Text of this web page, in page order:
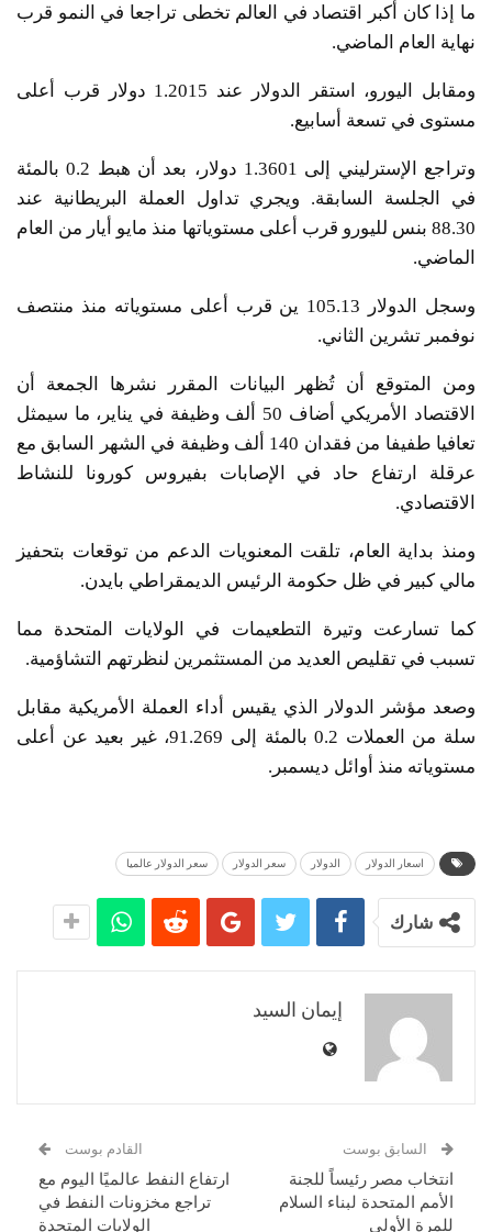
ما إذا كان أكبر اقتصاد في العالم تخطى تراجعا في النمو قرب
نهاية العام الماضي.
ومقابل اليورو، استقر الدولار عند 1.2015 دولار قرب أعلى
مستوى في تسعة أسابيع.
وتراجع الإسترليني إلى 1.3601 دولار، بعد أن هبط 0.2 بالمئة
في الجلسة السابقة. ويجري تداول العملة البريطانية عند
88.30 بنس لليورو قرب أعلى مستوياتها منذ مايو أيار من العام
الماضي.
وسجل الدولار 105.13 ين قرب أعلى مستوياته منذ منتصف
نوفمبر تشرين الثاني.
ومن المتوقع أن تُظهر البيانات المقرر نشرها الجمعة أن
الاقتصاد الأمريكي أضاف 50 ألف وظيفة في يناير، ما سيمثل
تعافيا طفيفا من فقدان 140 ألف وظيفة في الشهر السابق مع
عرقلة ارتفاع حاد في الإصابات بفيروس كورونا للنشاط
الاقتصادي.
ومنذ بداية العام، تلقت المعنويات الدعم من توقعات بتحفيز
مالي كبير في ظل حكومة الرئيس الديمقراطي بايدن.
كما تسارعت وتيرة التطعيمات في الولايات المتحدة مما
تسبب في تقليص العديد من المستثمرين لنظرتهم التشاؤمية.
وصعد مؤشر الدولار الذي يقيس أداء العملة الأمريكية مقابل
سلة من العملات 0.2 بالمئة إلى 91.269، غير بعيد عن أعلى
مستوياته منذ أوائل ديسمبر.
اسعار الدولار الدولار سعر الدولار سعر الدولار عالميا
شارك
إيمان السيد
السابق بوست
انتخاب مصر رئيساً للجنة
الأمم المتحدة لبناء السلام
للمرة الأولى
القادم بوست
ارتفاع النفط عالميًا اليوم مع
تراجع مخزونات النفط في
الولايات المتحدة